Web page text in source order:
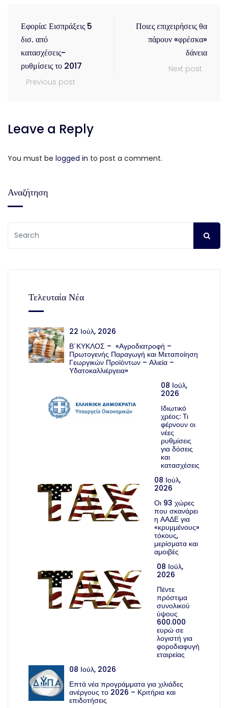
Εφορία: Εισπράξεις 5
δισ. από
κατασχέσεις-
ρυθμίσεις το 2017
Previous post
Ποιες επιχειρήσεις θα
πάρουν «φρέσκα»
δάνεια
Next post
Leave a Reply
You must be logged in to post a comment.
Αναζήτηση
Τελευταία Νέα
22 Ιούλ, 2026
Β΄ΚΥΚΛΟΣ – «Αγροδιατροφή –
Πρωτογενής Παραγωγή και Μεταποίηση
Γεωργικών Προϊόντων – Αλιεία –
Υδατοκαλλιέργεια»
08 Ιούλ,
2026
Ιδιωτικό
χρέος: Τι
φέρνουν οι
νέες
ρυθμίσεις
για δόσεις
και
κατασχέσεις
08 Ιούλ,
2026
Οι 93 χώρες
που σκανάρει
η ΑΑΔΕ για
«κρυμμένους»
τόκους,
μερίσματα και
αμοιβές
08 Ιούλ,
2026
Πέντε
πρόστιμα
συνολικού
ύψους
600.000
ευρώ σε
λογιστή για
φοροδιαφυγή
εταιρείας
08 Ιούλ, 2026
Επτά νέα προγράμματα για χιλιάδες
ανέργους το 2026 – Κριτήρια και
επιδοτήσεις